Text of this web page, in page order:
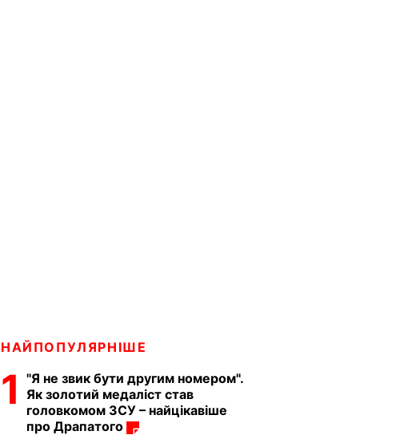
НАЙПОПУЛЯРНІШЕ
1
"Я не звик бути другим номером".
Як золотий медаліст став
головкомом ЗСУ – найцікавіше
про Драпатого